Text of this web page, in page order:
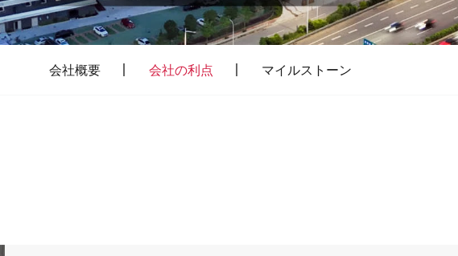
会社概要 会社の利点 マイルストーン